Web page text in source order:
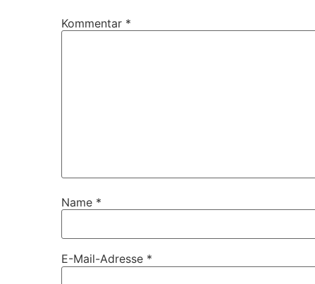
Kommentar *
Name *
E-Mail-Adresse *